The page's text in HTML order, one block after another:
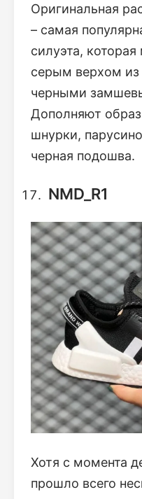
Оригинальная
– самая
силуэта,
серым верхом
черными
Дополняют
шнурки,
черная подошва.
NMD_R1
Хотя с момента
прошло всего